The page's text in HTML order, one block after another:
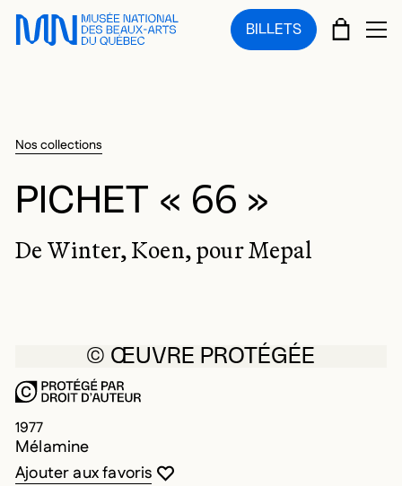
Sauter au menu principal
Sauter au contenu principal
Sauter au pied de page
BILLETS PANIER
Nos collections
PICHET « 66 »
De Winter, Koen, pour Mepal
© ŒUVRE PROTÉGÉE
1977
Mélamine
Vous devez être connecté pour ajouter
Fermer la modale
Ouvrir la modale
Ajouter aux favoris